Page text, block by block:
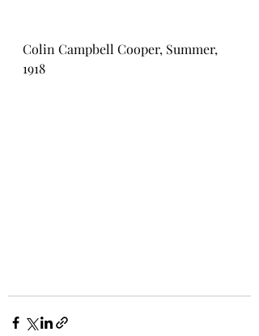
Colin Campbell Cooper, Summer,
1918